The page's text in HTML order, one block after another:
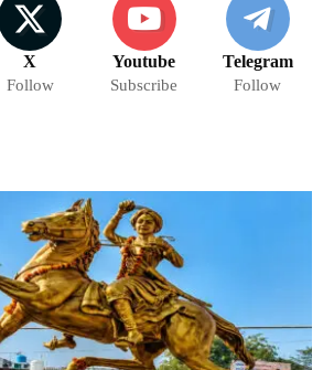
X
Follow
Youtube
Subscribe
Telegram
Follow